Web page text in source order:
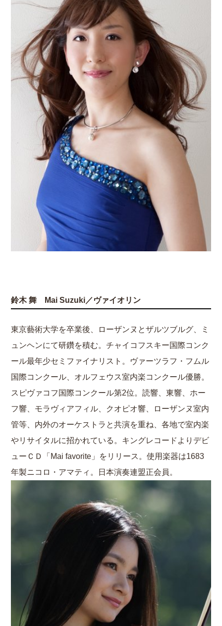
鈴木 舞 Mai Suzuki／ヴァイオリン
東京藝術大学を卒業後、ローザンヌとザルツブルグ、ミ
ュンヘンにて研鑽を積む。チャイコフスキー国際コンク
ール最年少セミファイナリスト。ヴァーツラフ・フムル
国際コンクール、オルフェウス室内楽コンクール優勝。
スピヴァコフ国際コンクール第2位。読響、東響、ホー
フ響、モラヴィアフィル、クオピオ響、ローザンヌ室内
管等、内外のオーケストラと共演を重ね、各地で室内楽
やリサイタルに招かれている。キングレコードよりデビ
ューＣＤ「Mai favorite」をリリース。使用楽器は1683
年製ニコロ・アマティ。日本演奏連盟正会員。